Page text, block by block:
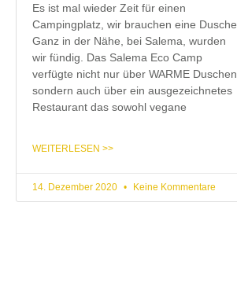
Es ist mal wieder Zeit für einen
Campingplatz, wir brauchen eine Dusche.
Ganz in der Nähe, bei Salema, wurden
wir fündig. Das Salema Eco Camp
verfügte nicht nur über WARME Duschen
sondern auch über ein ausgezeichnetes
Restaurant das sowohl vegane
WEITERLESEN >>
14. Dezember 2020 Keine Kommentare